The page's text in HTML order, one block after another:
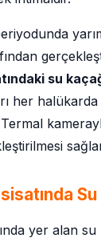
su
her
Termal
Su
yer alan